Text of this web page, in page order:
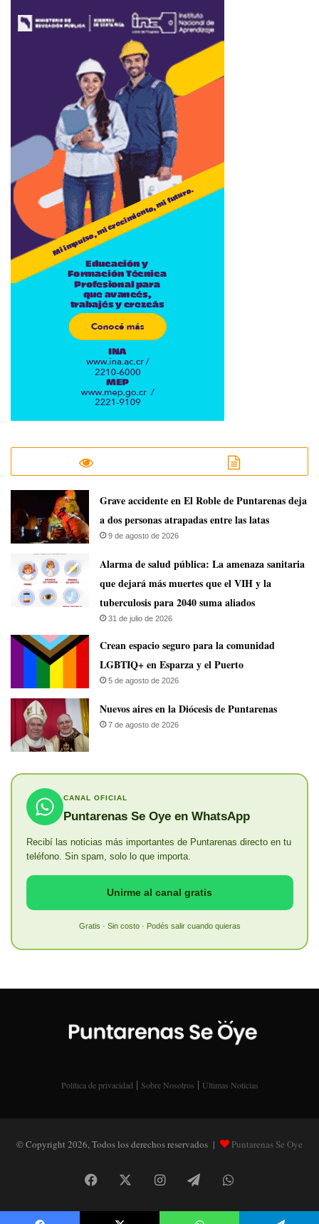
Grave accidente en El Roble de Puntarenas deja
a dos personas atrapadas entre las latas
9 de agosto de 2026
​Alarma de salud pública: La amenaza sanitaria
que dejará más muertes que el VIH y la
tuberculosis para 2040 suma aliados
31 de julio de 2026
Crean espacio seguro para la comunidad
LGBTIQ+ en Esparza y el Puerto
5 de agosto de 2026
​Nuevos aires en la Diócesis de Puntarenas
7 de agosto de 2026
CANAL OFICIAL
Puntarenas Se Oye en WhatsApp
Recibí las noticias más importantes de Puntarenas directo en tu
teléfono. Sin spam, solo lo que importa.
Unirme al canal gratis
Gratis · Sin costo · Podés salir cuando quieras
Política de privacidad | Sobre Nosotros | Últimas Noticias
© Copyright 2026, Todos los derechos reservados | Puntarenas Se Oye
Facebook InstagramTelegramWhatsApp